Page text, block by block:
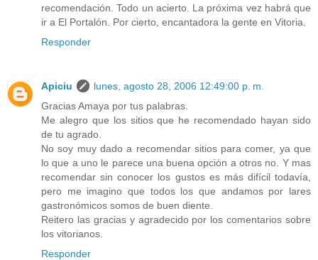
recomendación. Todo un acierto. La próxima vez habrá que
ir a El Portalón. Por cierto, encantadora la gente en Vitoria.
Responder
Apiciu
lunes, agosto 28, 2006 12:49:00 p. m.
Gracias Amaya por tus palabras.
Me alegro que los sitios que he recomendado hayan sido
de tu agrado.
No soy muy dado a recomendar sitios para comer, ya que
lo que a uno le parece una buena opción a otros no. Y mas
recomendar sin conocer los gustos es más difícil todavía,
pero me imagino que todos los que andamos por lares
gastronómicos somos de buen diente.
Reitero las gracias y agradecido por los comentarios sobre
los vitorianos.
Responder